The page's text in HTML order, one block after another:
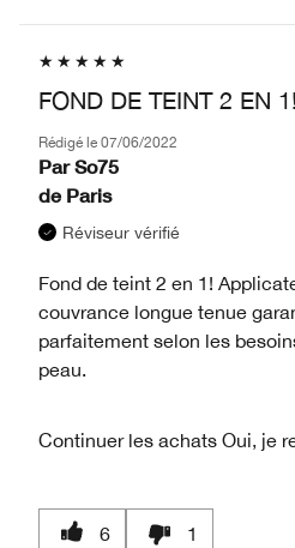
FOND DE TEINT 2 EN 1!
Rédigé le 07/06/2022
Par So75
de Paris
Réviseur vérifié
Fond de teint 2 en 1!
couvrance longue tenue
parfaitement selon les
peau.
Continuer les achats Oui, je
6 1